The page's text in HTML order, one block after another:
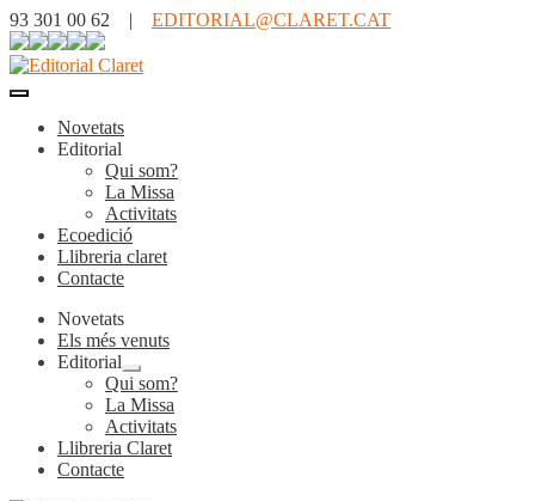
93 301 00 62 | EDITORIAL@CLARET.CAT
Novetats
Editorial
Qui som?
La Missa
Activitats
Ecoedició
Llibreria claret
Contacte
Novetats
Els més venuts
Editorial
Expandeix
el
menú
secundari
Qui som?
La Missa
Activitats
Llibreria Claret
Contacte